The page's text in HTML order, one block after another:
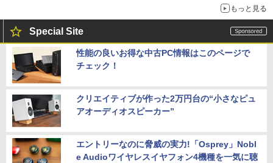
もっと見る
Special Site
性能の良いお得な中古PC情報はこのページで
チェック！
クリエイティブが作った2万円台の“小さなピュ
アオーディオスピーカー”
エントリーなのに脅威の実力!「Osprey」Nobl
e Audioワイヤレスイヤフォン4機種を一気に聴